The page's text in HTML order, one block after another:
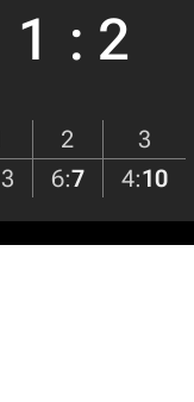
1 : 2
2
3
3 6:7 4:10